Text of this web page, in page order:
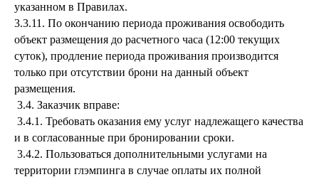
указанном в Правилах.
3.3.11. По окончанию периода проживания освободить
объект размещения до расчетного часа (12:00 текущих
суток), продление периода проживания производится
только при отсутствии брони на данный объект
размещения.
3.4. Заказчик вправе:
3.4.1. Требовать оказания ему услуг надлежащего качества
и в согласованные при бронировании сроки.
3.4.2. Пользоваться дополнительными услугами на
территории глэмпинга в случае оплаты их полной